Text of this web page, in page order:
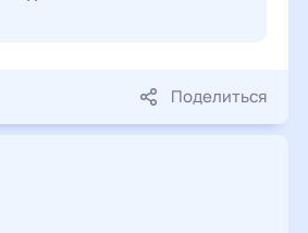
Поделиться